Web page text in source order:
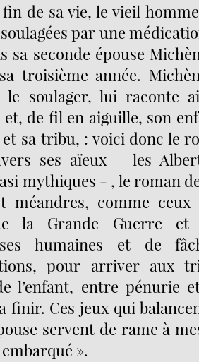
de sa vie, le vieil
soulagées par une
sa seconde épouse
troisième année.
soulager, lui raconte
et, de fil en aiguille, son
et sa tribu, : voici donc le
ses aïeux – les
mythiques - , le roman
méandres, comme ceux
la Grande Guerre et
humaines et de
pour arriver aux
l’enfant, entre pénurie
finir. Ces jeux qui
servent de rame à
».